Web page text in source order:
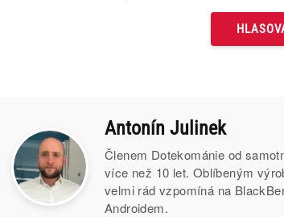
Antonín Julinek
Členem Dotekománie od
více než 10 let. Oblíbeným
velmi rád vzpomíná na
Androidem.